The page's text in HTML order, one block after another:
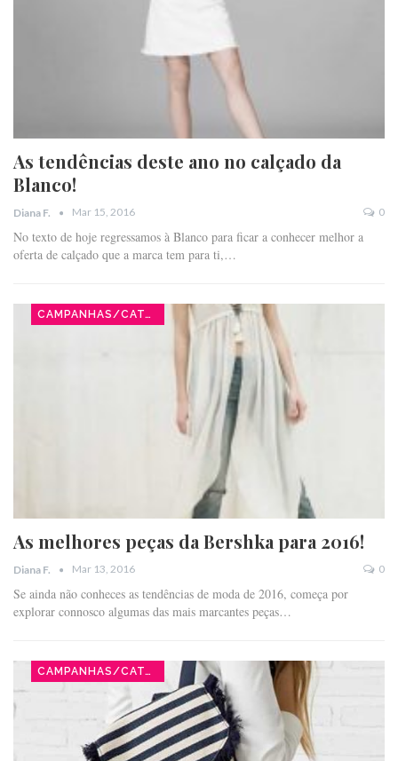
As tendências deste ano no calçado da
Blanco!
Diana F. Mar 15, 2016 0
No texto de hoje regressamos à Blanco para ficar a conhecer melhor a
oferta de calçado que a marca tem para ti,…
CAMPANHAS/CATÁLOGOS
As melhores peças da Bershka para 2016!
Diana F. Mar 13, 2016 0
Se ainda não conheces as tendências de moda de 2016, começa por
explorar connosco algumas das mais marcantes peças…
CAMPANHAS/CATÁLOGOS